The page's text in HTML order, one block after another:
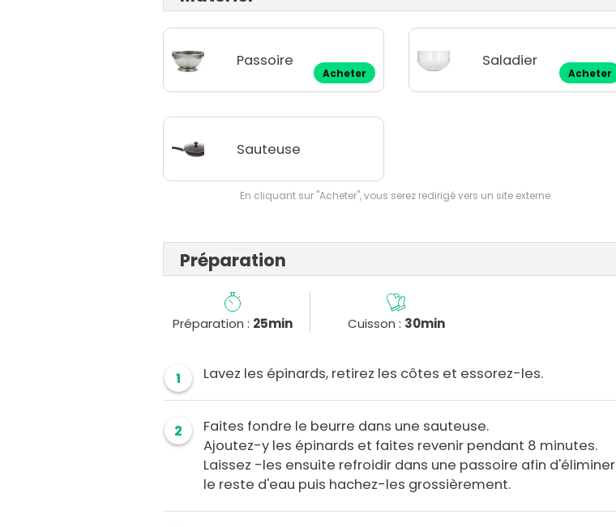
Passoire
Acheter
Saladier
Acheter
Sauteuse
En cliquant sur "Acheter", vous serez redirigé vers un site externe.
Préparation
Préparation : 25min Cuisson : 30min
1 Lavez les épinards, retirez les côtes et essorez-les.
2
Faites fondre le beurre dans une sauteuse.
Ajoutez-y les épinards et faites revenir pendant 8 minutes.
Laissez -les ensuite refroidir dans une passoire afin d'éliminer
le reste d'eau puis hachez-les grossièrement.